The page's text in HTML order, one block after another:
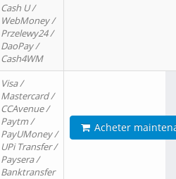
Cash U /
WebMoney /
Przelewy24 /
DaoPay /
Cash4WM
Visa /
Mastercard /
CCAvenue /
Paytm /
PayUMoney /
UPi Transfer /
Paysera /
Banktransfer
Acheter